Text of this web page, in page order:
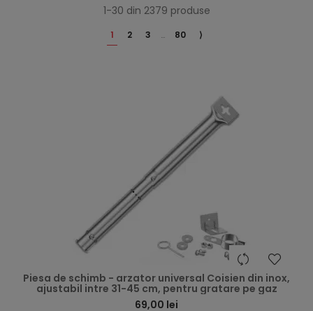
1-30 din 2379 produse
1 2 3 … 80 ⟩
Piesa de schimb - arzator universal Coisien din inox,
ajustabil intre 31-45 cm, pentru gratare pe gaz
69,00 lei